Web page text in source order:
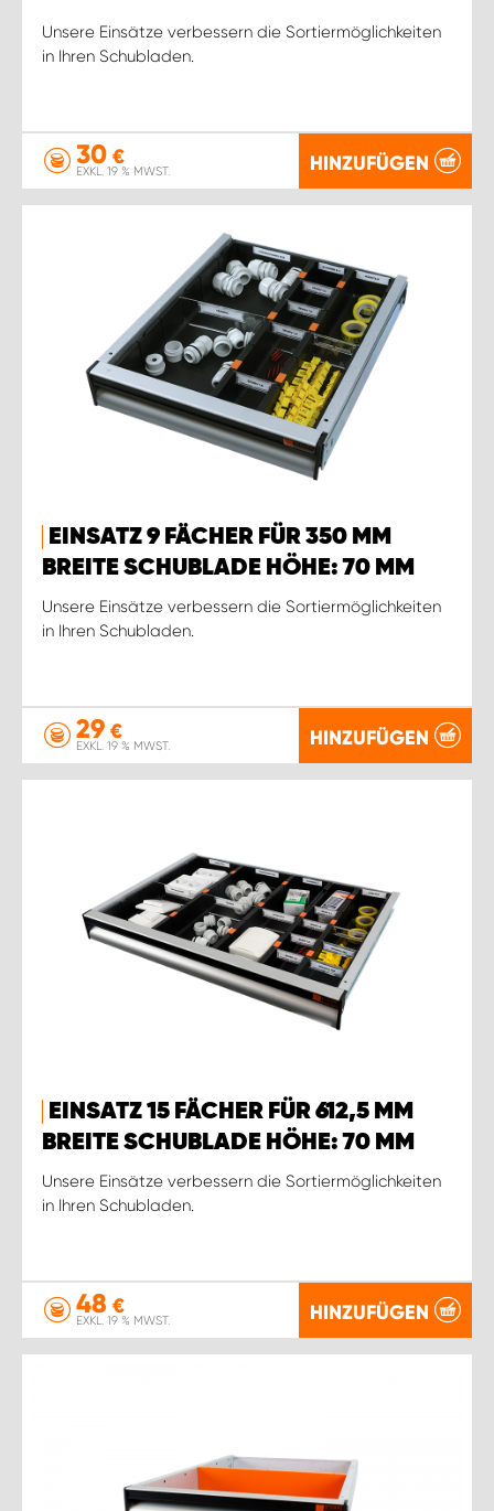
Unsere Einsätze verbessern die Sortiermöglichkeiten
in Ihren Schubladen.
30 €
EXKL. 19 % MWST. HINZUFÜGEN
EINSATZ 9 FÄCHER FÜR 350 MM
BREITE SCHUBLADE HÖHE: 70 MM
Unsere Einsätze verbessern die Sortiermöglichkeiten
in Ihren Schubladen.
29 €
EXKL. 19 % MWST. HINZUFÜGEN
EINSATZ 15 FÄCHER FÜR 612,5 MM
BREITE SCHUBLADE HÖHE: 70 MM
Unsere Einsätze verbessern die Sortiermöglichkeiten
in Ihren Schubladen.
48 €
EXKL. 19 % MWST. HINZUFÜGEN